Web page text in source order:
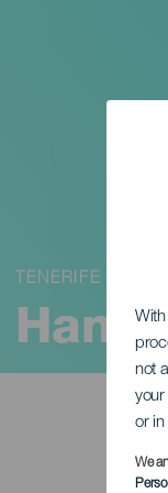
not
your
or in
We
TENERIFE